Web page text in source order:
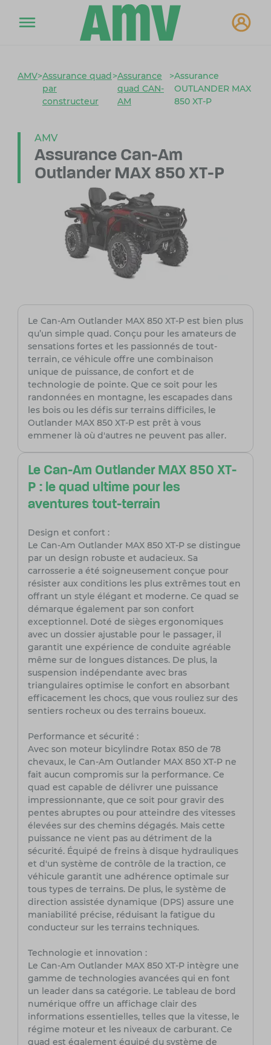
AMV>Assurance quad
par
constructeur
>Assurance
quad CAN-
AM
>Assurance
OUTLANDER MAX
850 XT-P
AMV
Assurance Can-Am
Outlander MAX 850 XT-P
Le Can-Am Outlander MAX 850 XT-P est bien plus
qu’un simple quad. Conçu pour les amateurs de
sensations fortes et les passionnés de tout-
terrain, ce véhicule offre une combinaison
unique de puissance, de confort et de
technologie de pointe. Que ce soit pour les
randonnées en montagne, les escapades dans
les bois ou les défis sur terrains difficiles, le
Outlander MAX 850 XT-P est prêt à vous
emmener là où d'autres ne peuvent pas aller.
Le Can-Am Outlander MAX 850 XT-
P : le quad ultime pour les
aventures tout-terrain
Design et confort :
Le Can-Am Outlander MAX 850 XT-P se distingue
par un design robuste et audacieux. Sa
carrosserie a été soigneusement conçue pour
résister aux conditions les plus extrêmes tout en
offrant un style élégant et moderne. Ce quad se
démarque également par son confort
exceptionnel. Doté de sièges ergonomiques
avec un dossier ajustable pour le passager, il
garantit une expérience de conduite agréable
même sur de longues distances. De plus, la
suspension indépendante avec bras
triangulaires optimise le confort en absorbant
efficacement les chocs, que vous rouliez sur des
sentiers rocheux ou des terrains boueux.
Performance et sécurité :
Avec son moteur bicylindre Rotax 850 de 78
chevaux, le Can-Am Outlander MAX 850 XT-P ne
fait aucun compromis sur la performance. Ce
quad est capable de délivrer une puissance
impressionnante, que ce soit pour gravir des
pentes abruptes ou pour atteindre des vitesses
élevées sur des chemins dégagés. Mais cette
puissance ne vient pas au détriment de la
sécurité. Équipé de freins à disque hydrauliques
et d'un système de contrôle de la traction, ce
véhicule garantit une adhérence optimale sur
tous types de terrains. De plus, le système de
direction assistée dynamique (DPS) assure une
maniabilité précise, réduisant la fatigue du
conducteur sur les terrains techniques.
Technologie et innovation :
Le Can-Am Outlander MAX 850 XT-P intègre une
gamme de technologies avancées qui en font
un leader dans sa catégorie. Le tableau de bord
numérique offre un affichage clair des
informations essentielles, telles que la vitesse, le
régime moteur et les niveaux de carburant. Ce
quad est également équipé du système de